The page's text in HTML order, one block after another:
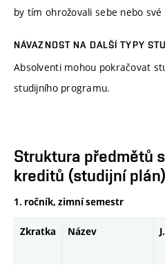
by tím ohrožovali sebe nebo své
NÁVAZNOST NA DALŠÍ TYPY
Absolventi mohou pokračovat
studijního programu.
Struktura předmětů
kreditů (studijní plán)
1. ročník, zimní semestr
Zkratka Název J.